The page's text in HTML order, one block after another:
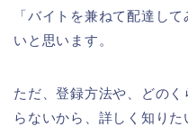
「バイトを兼ねて配達し
いと思います。
ただ、登録方法や、どの
らないから、詳しく知りた